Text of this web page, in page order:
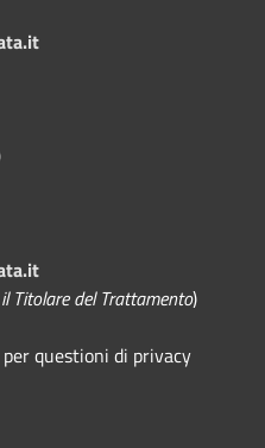
Titolare del Trattamento)
per questioni di privacy